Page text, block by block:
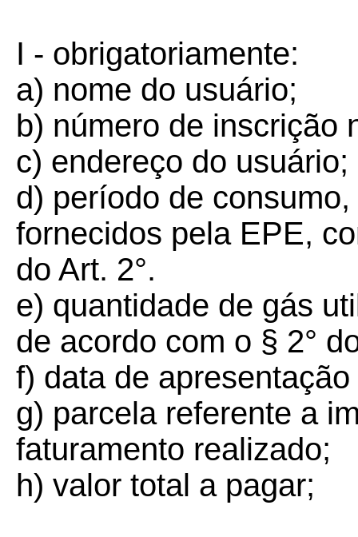
I - obrigatoriamente:
a) nome do usuário;
b) número de inscrição
c) endereço do usuário;
d) período de
fornecidos pela EPE,
do Art. 2°.
e) quantidade de gás
de acordo com o § 2°
f) data de
g) parcela referente a
faturamento realizado;
h) valor total a pagar;